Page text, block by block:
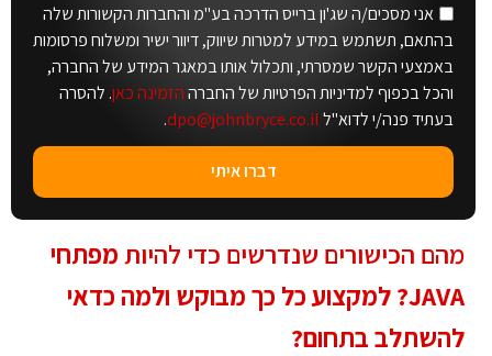
אני מסכים/ה שג'ון ברייס הדרכה בע"מ והחברות הקשורות שלה
בהתאם, תשתמש במידע למטרות שיווק, דיוור ישיר ומשלוח פרסומות
באמצעי הקשר שמסרתי, ותכלול אותו במאגר המידע של החברה,
והכל בכפוף למדיניות הפרטיות של החברההזמינה כאן. להסרה
בעתיד פנה/י לדוא"לdpo@johnbryce.co.il
.
דברו איתי
מהם הכישורים שנדרשים כדי להיותמפתחי
JAVA? למקצוע כל כך מבוקש ולמה כדאי
להשתלב בתחום?